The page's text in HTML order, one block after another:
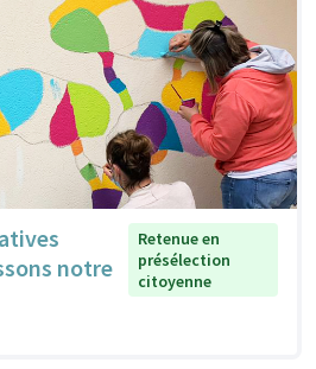
notre
Retenue en
présélection
citoyenne